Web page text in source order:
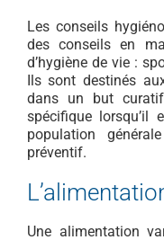
Les conseils
des conseils en
d’hygiène de vie :
Ils sont destinés
dans un but
spécifique lorsqu’il
population
préventif.
Une alimentation